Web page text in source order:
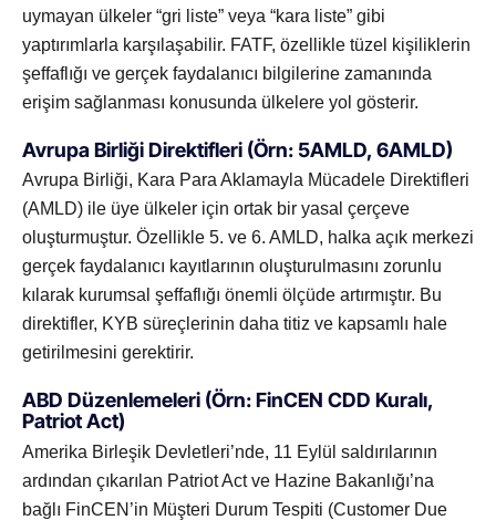
uymayan ülkeler “gri liste” veya “kara liste” gibi
yaptırımlarla karşılaşabilir. FATF, özellikle tüzel kişiliklerin
şeffaflığı ve gerçek faydalanıcı bilgilerine zamanında
erişim sağlanması konusunda ülkelere yol gösterir.
Avrupa Birliği Direktifleri (Örn: 5AMLD, 6AMLD)
Avrupa Birliği, Kara Para Aklamayla Mücadele Direktifleri
(AMLD) ile üye ülkeler için ortak bir yasal çerçeve
oluşturmuştur. Özellikle 5. ve 6. AMLD, halka açık merkezi
gerçek faydalanıcı kayıtlarının oluşturulmasını zorunlu
kılarak kurumsal şeffaflığı önemli ölçüde artırmıştır. Bu
direktifler, KYB süreçlerinin daha titiz ve kapsamlı hale
getirilmesini gerektirir.
ABD Düzenlemeleri (Örn: FinCEN CDD Kuralı,
Patriot Act)
Amerika Birleşik Devletleri’nde, 11 Eylül saldırılarının
ardından çıkarılan Patriot Act ve Hazine Bakanlığı’na
bağlı FinCEN’in Müşteri Durum Tespiti (Customer Due